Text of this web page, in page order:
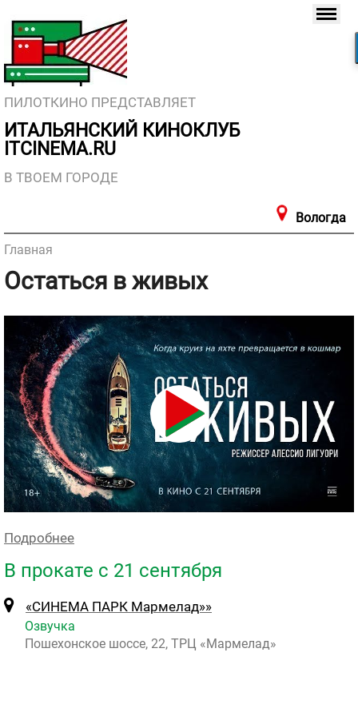
ПИЛОТКИНО ПРЕДСТАВЛЯЕТ
ИТАЛЬЯНСКИЙ КИНОКЛУБ
ITCINEMA.RU
В ТВОЕМ ГОРОДЕ
Вологда
Главная
Остаться в живых
Подробнее
В прокате с 21 сентября
«СИНЕМА ПАРК Мармелад»»
Озвучка
Пошехонское шоссе, 22, ТРЦ «Мармелад»